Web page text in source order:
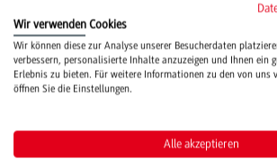
Campus
Mosbach
Wir verwenden Cookies
Wir können diese zur Analyse unserer Besucherdaten
verbessern, personalisierte Inhalte anzuzeigen und Ihnen ein
Erlebnis zu bieten. Für weitere Informationen zu den von uns
öffnen Sie die Einstellungen.
Alle akzeptieren